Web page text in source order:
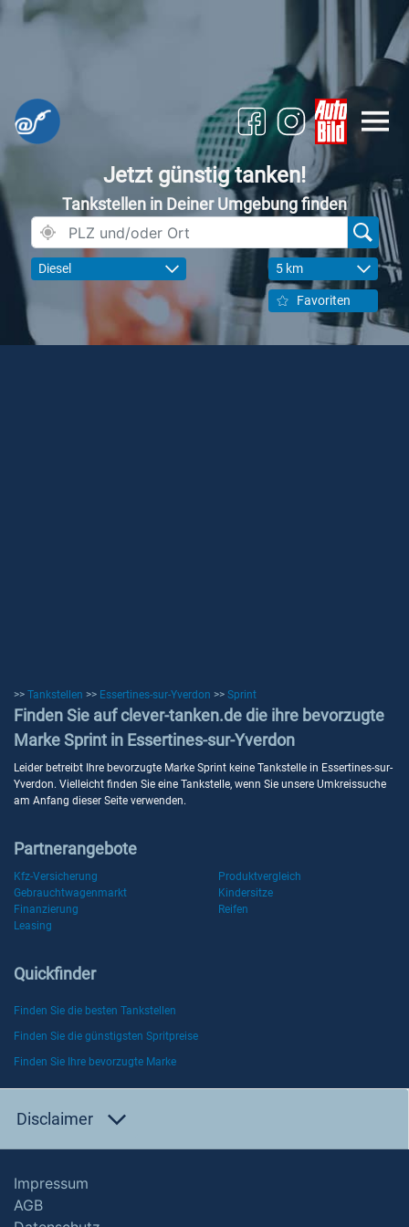
Jetzt günstig tanken!
Tankstellen in Deiner Umgebung finden
Diesel 5 km
Favoriten
>> Tankstellen >> Essertines-sur-Yverdon >> Sprint
Finden Sie auf clever-tanken.de die ihre bevorzugte
Marke Sprint in Essertines-sur-Yverdon
Leider betreibt Ihre bevorzugte Marke Sprint keine Tankstelle in Essertines-sur-
Yverdon. Vielleicht finden Sie eine Tankstelle, wenn Sie unsere Umkreissuche
am Anfang dieser Seite verwenden.
Partnerangebote
Kfz-Versicherung
Produktvergleich
Gebrauchtwagenmarkt
Kindersitze
Finanzierung
Reifen
Leasing
Quickfinder
Finden Sie die besten Tankstellen
Finden Sie die günstigsten Spritpreise
Finden Sie Ihre bevorzugte Marke
Disclaimer
Impressum
AGB